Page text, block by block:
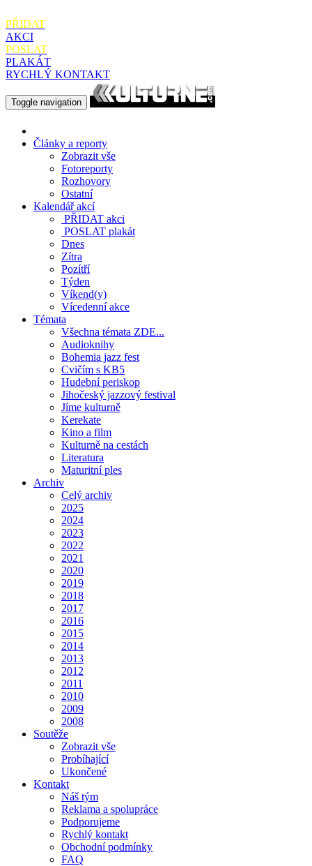
PŘIDAT
AKCI
POSLAT
PLAKÁT
RYCHLÝ KONTAKT
Toggle navigation
Články a reporty
Zobrazit vše
Fotoreporty
Rozhovory
Ostatní
Kalendář akcí
PŘIDAT akci
POSLAT plakát
Dnes
Zítra
Pozítří
Týden
Víkend(y)
Vícedenní akce
Témata
Všechna témata ZDE...
Audioknihy
Bohemia jazz fest
Cvičím s KB5
Hudební periskop
Jihočeský jazzový festival
Jíme kulturně
Kerekate
Kino a film
Kulturně na cestách
Literatura
Maturitní ples
Archiv
Celý archiv
2025
2024
2023
2022
2021
2020
2019
2018
2017
2016
2015
2014
2013
2012
2011
2010
2009
2008
Soutěže
Zobrazit vše
Probíhající
Ukončené
Kontakt
Náš tým
Reklama a spolupráce
Podporujeme
Rychlý kontakt
Obchodní podmínky
FAQ